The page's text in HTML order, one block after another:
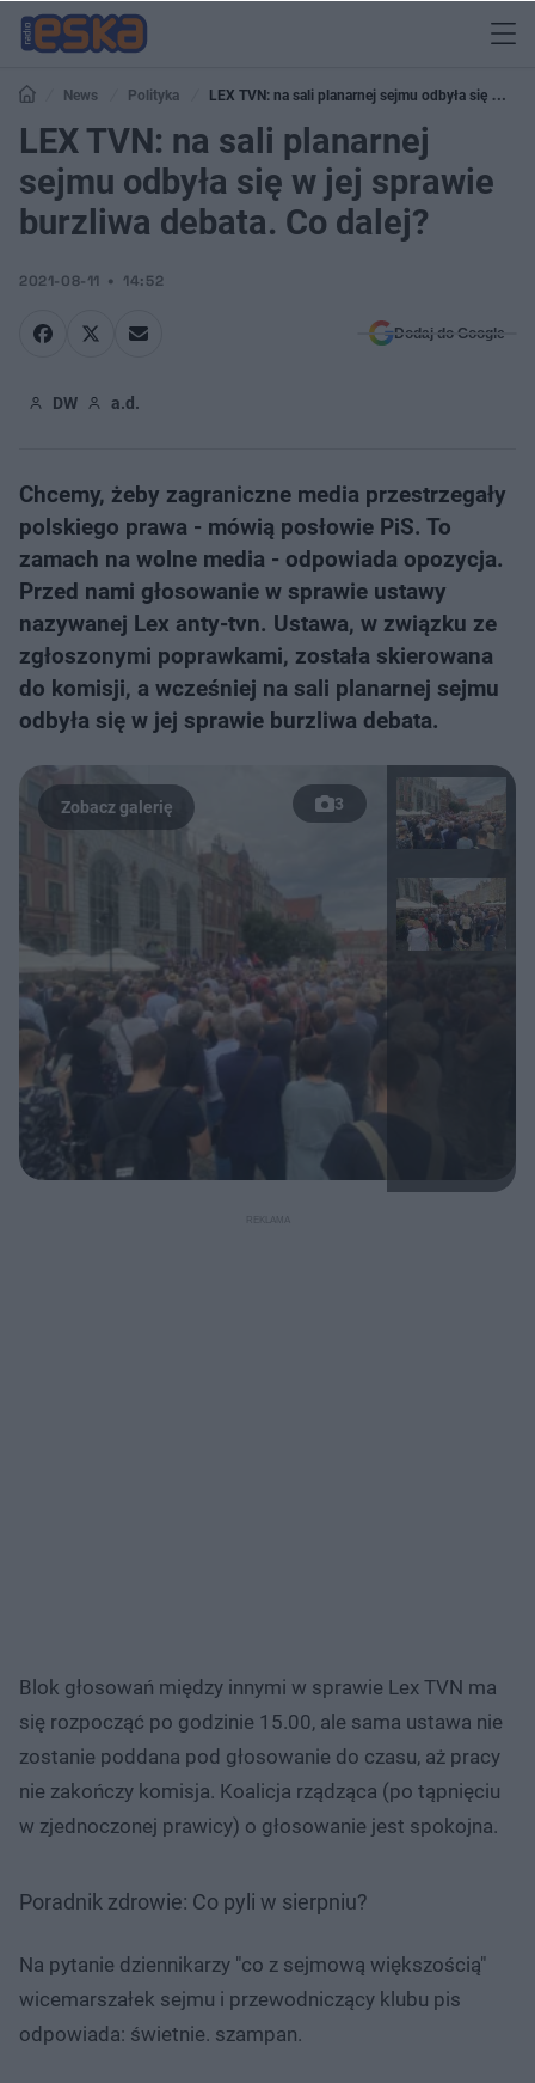
News Polityka
LEX TVN: na sali planarnej sejmu odbyła się w jej
sprawie burzliwa debata. Co dalej?
LEX TVN: na sali planarnej
sejmu odbyła się w jej sprawie
burzliwa debata. Co dalej?
2021-08-11 14:52
Dodaj do Google
DW a.d.
Chcemy, żeby zagraniczne media przestrzegały
polskiego prawa - mówią posłowie PiS. To
zamach na wolne media - odpowiada opozycja.
Przed nami głosowanie w sprawie ustawy
nazywanej Lex anty-tvn. Ustawa, w związku ze
zgłoszonymi poprawkami, została skierowana
do komisji, a wcześniej na sali planarnej sejmu
odbyła się w jej sprawie burzliwa debata.
3
Blok głosowań między innymi w sprawie Lex TVN ma
się rozpocząć po godzinie 15.00, ale sama ustawa nie
zostanie poddana pod głosowanie do czasu, aż pracy
nie zakończy komisja. Koalicja rządząca (po tąpnięciu
w zjednoczonej prawicy) o głosowanie jest spokojna.
Poradnik zdrowie: Co pyli w sierpniu?
Na pytanie dziennikarzy "co z sejmową większością"
wicemarszałek sejmu i przewodniczący klubu pis
odpowiada: świetnie. szampan.